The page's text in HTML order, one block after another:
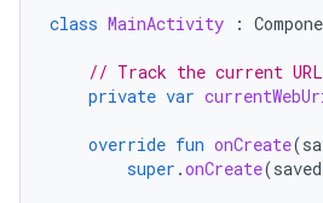
class MainActivity :
// Track the current
private var
override fun onCreate(
super .onCreate(